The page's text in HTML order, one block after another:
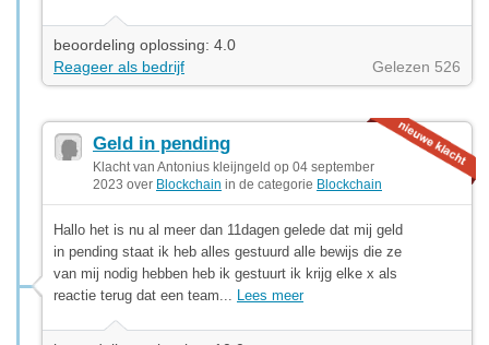
beoordeling oplossing: 4.0
Reageer als bedrijf
Gelezen 526
Geld in pending
Klacht van Antonius kleijngeld op 04 september
2023 over Blockchain in de categorie Blockchain
Hallo het is nu al meer dan 11dagen gelede dat mij geld
in pending staat ik heb alles gestuurd alle bewijs die ze
van mij nodig hebben heb ik gestuurt ik krijg elke x als
reactie terug dat een team... Lees meer